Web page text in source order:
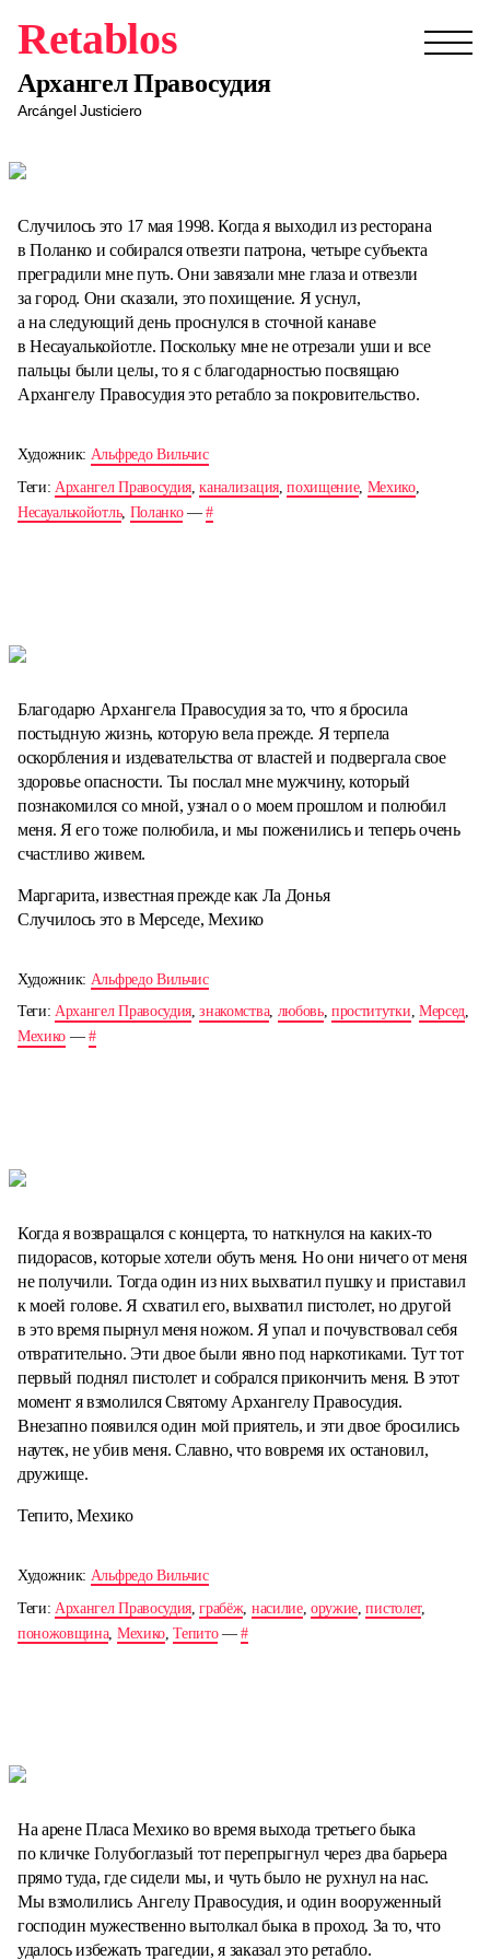
Retablos
Архангел Правосудия
Arcángel Justiciero
Случилось это 17 мая 1998. Когда я выходил из ресторана
в Поланко и собирался отвезти патрона, четыре субъекта
преградили мне путь. Они завязали мне глаза и отвезли
за город. Они сказали, это похищение. Я уснул,
а на следующий день проснулся в сточной канаве
в Несауалькойотле. Поскольку мне не отрезали уши и все
пальцы были целы, то я с благодарностью посвящаю
Архангелу Правосудия это ретабло за покровительство.
Художник: Альфредо Вильчис
Теги: Архангел Правосудия ,канализация,похищение, Мехико,
Несауалькойотль, Поланко—#
Благодарю Архангела Правосудия за то, что я бросила
постыдную жизнь, которую вела прежде. Я терпела
оскорбления и издевательства от властей и подвергала свое
здоровье опасности. Ты послал мне мужчину, который
познакомился со мной, узнал о о моем прошлом и полюбил
меня. Я его тоже полюбила, и мы поженились и теперь очень
счастливо живем.
Маргарита, известная прежде как Ла Донья
Случилось это в Мерседе, Мехико
Художник: Альфредо Вильчис
Теги:Архангел Правосудия,знакомства, любовь,проститутки, Мерсед,
Мехико —#
Когда я возвращался с концерта, то наткнулся на каких-то
пидорасов, которые хотели обуть меня. Но они ничего от меня
не получили. Тогда один из них выхватил пушку и приставил
к моей голове. Я схватил его, выхватил пистолет, но другой
в это время пырнул меня ножом. Я упал и почувствовал себя
отвратительно. Эти двое были явно под наркотиками. Тут тот
первый поднял пистолет и собрался прикончить меня. В этот
момент я взмолился Святому Архангелу Правосудия.
Внезапно появился один мой приятель, и эти двое бросились
наутек, не убив меня. Славно, что вовремя их остановил,
дружище.
Тепито, Мехико
Художник: Альфредо Вильчис
Теги: Архангел Правосудия ,грабёж, насилие, оружие ,пистолет,
поножовщина, Мехико,Тепито—#
На арене Пласа Мехико во время выхода третьего быка
по кличке Голубоглазый тот перепрыгнул через два барьера
прямо туда, где сидели мы, и чуть было не рухнул на нас.
Мы взмолились Ангелу Правосудия, и один вооруженный
господин мужественно вытолкал быка в проход. За то, что
удалось избежать трагедии, я заказал это ретабло.